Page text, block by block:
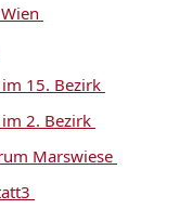
15. Bezirk
2. Bezirk
Marswiese